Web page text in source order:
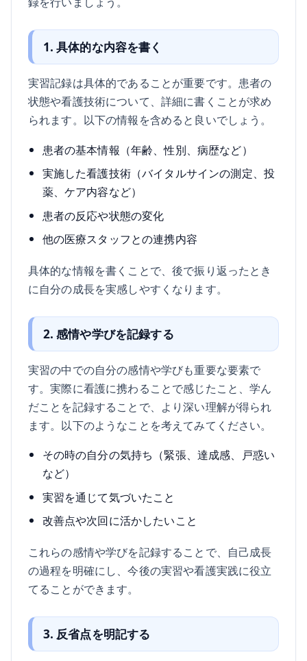
1. 具体的な内容を書く
実習記録は具体的であることが重要です。患者の
状態や看護技術について、詳細に書くことが求め
られます。以下の情報を含めると良いでしょう。
患者の基本情報（年齢、性別、病歴など）
実施した看護技術（バイタルサインの測定、投
薬、ケア内容など）
患者の反応や状態の変化
他の医療スタッフとの連携内容
具体的な情報を書くことで、後で振り返ったとき
に自分の成長を実感しやすくなります。
2. 感情や学びを記録する
実習の中での自分の感情や学びも重要な要素で
す。実際に看護に携わることで感じたこと、学ん
だことを記録することで、より深い理解が得られ
ます。以下のようなことを考えてみてください。
その時の自分の気持ち（緊張、達成感、戸惑い
など）
実習を通じて気づいたこと
改善点や次回に活かしたいこと
これらの感情や学びを記録することで、自己成長
の過程を明確にし、今後の実習や看護実践に役立
てることができます。
3. 反省点を明記する